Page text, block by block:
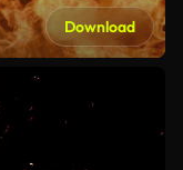
Download